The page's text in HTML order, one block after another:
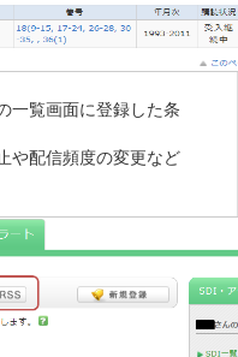
一覧画面に登録した条
や配信頻度の変更など